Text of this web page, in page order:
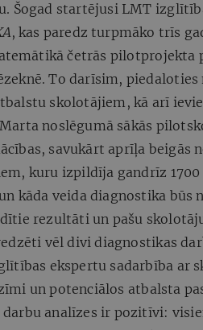
Šogad startējusi LMT
, kas paredz turpmāko trīs
četrās pilotprojekta
To darīsim,
skolotājiem, kā arī
noslēgumā sākās
savukārt aprīļa beigās
kuru izpildīja gandrīz
kāda veida diagnostika būs
rezultāti un pašu
vēl divi diagnostikas
ekspertu sadarbība ar
un potenciālos atbalsta
darbu analīzes ir pozitīvi: